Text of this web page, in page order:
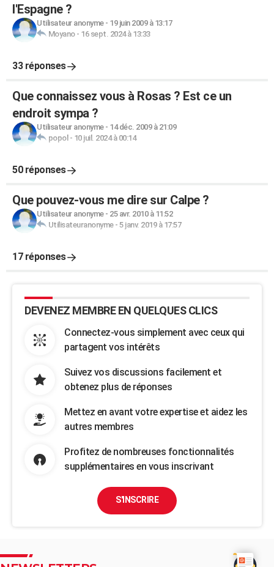
l'Espagne ?
Utilisateur anonyme- 19 juin 2009 à 13:17
Moyano- 16 sept. 2024 à 13:33
33 réponses
Que connaissez vous à Rosas ? Est ce un
endroit sympa ?
Utilisateur anonyme- 14 déc. 2009 à 21:09
popol - 10 juil. 2024 à 00:14
50 réponses
Que pouvez-vous me dire sur Calpe ?
Utilisateur anonyme- 25 avr. 2010 à 11:52
Utilisateuranonyme- 5 janv. 2019 à 17:57
17 réponses
DEVENEZ MEMBRE EN QUELQUES CLICS
Connectez-vous simplement avec ceux qui
partagent vos intérêts
Suivez vos discussions facilement et
obtenez plus de réponses
Mettez en avant votre expertise et aidez les
autres membres
Profitez de nombreuses fonctionnalités
supplémentaires en vous inscrivant
S'INSCRIRE